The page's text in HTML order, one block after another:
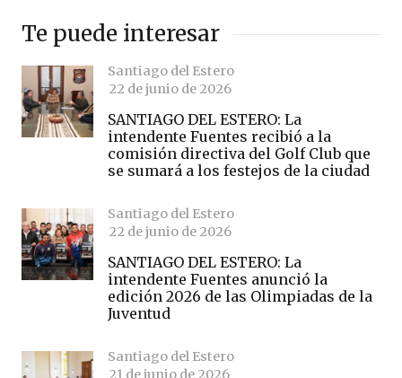
Te puede interesar
Santiago del Estero
22 de junio de 2026
SANTIAGO DEL ESTERO: La
intendente Fuentes recibió a la
comisión directiva del Golf Club que
se sumará a los festejos de la ciudad
Santiago del Estero
22 de junio de 2026
SANTIAGO DEL ESTERO: La
intendente Fuentes anunció la
edición 2026 de las Olimpiadas de la
Juventud
Santiago del Estero
21 de junio de 2026